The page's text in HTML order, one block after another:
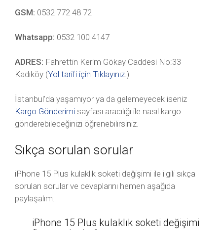
GSM: 0532 772 48 72
Whatsapp: 0532 100 4147
ADRES: Fahrettin Kerim Gökay Caddesi No:33
Kadıköy (Yol tarifi için Tıklayınız.)
İstanbul’da yaşamıyor ya da gelemeyecek iseniz
Kargo Gönderimi sayfası aracılığı ile nasıl kargo
gönderebileceğinizi öğrenebilirsiniz.
Sıkça sorulan sorular
iPhone 15 Plus kulaklık soketi değişimi ile ilgili sıkça
sorulan sorular ve cevaplarını hemen aşağıda
paylaşalım.
iPhone 15 Plus kulaklık soketi değişimi